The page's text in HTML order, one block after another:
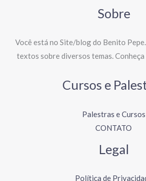
Sobre
Você está no Site/blog do Benito
textos sobre diversos temas. Conheça
Cursos e
Palestras e Cursos
CONTATO
Legal
Política de